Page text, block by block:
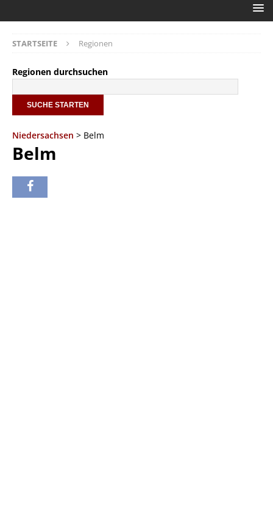
STARTSEITE Regionen
Regionen durchsuchen
Niedersachsen > Belm
Belm